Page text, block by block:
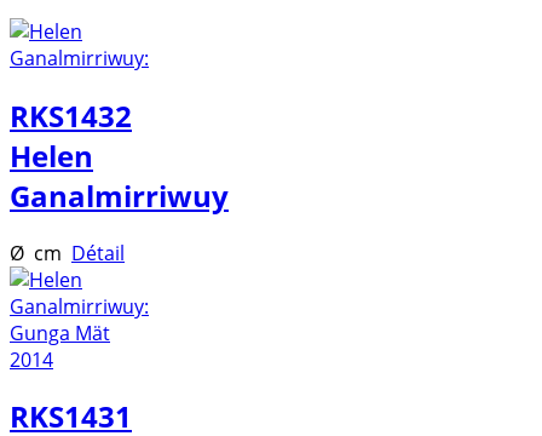
RKS1432
Helen
Ganalmirriwuy
Ø cm Détail
RKS1431